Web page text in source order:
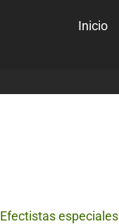
Inicio
Efectistas especiales